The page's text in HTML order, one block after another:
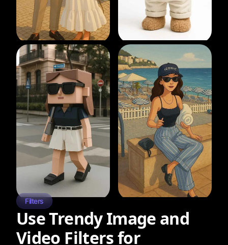
Filters
Use Trendy Image and
Video Filters for